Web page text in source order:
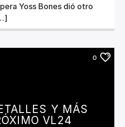
Yoss Bones dió otro
0
Y MÁS
VL24